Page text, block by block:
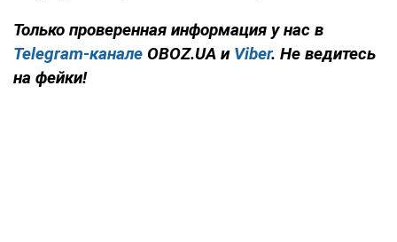
Только проверенная информация у нас в
Telegram-канале OBOZ.UA и Viber. Не ведитесь
на фейки!